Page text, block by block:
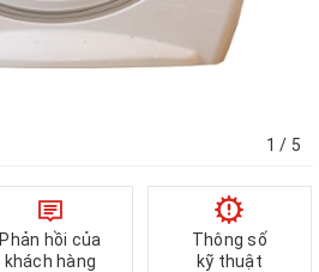
1 / 5
Phản hồi của
khách hàng
Thông số
kỹ thuật